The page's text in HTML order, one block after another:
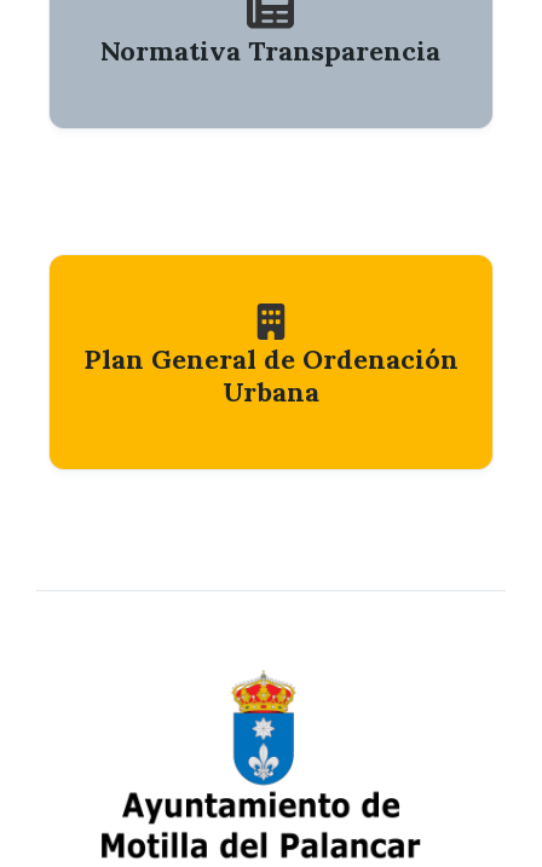
Normativa Transparencia
Plan General de Ordenación
Urbana